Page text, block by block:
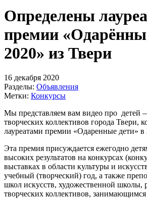
Определены
премии
2020» из Твери
16 декабря 2020
Разделы: Объявления
Метки: Конкурсы
Мы представляем вам видео про детей
творческих коллективов города Твери,
лауреатами премии «Одаренные дети» в
Эта премия присуждается ежегодно
высоких результатов на конкурсах
выставках в области культуры и
учебный (творческий) год, а также
школ искусств, художественной школы,
творческих коллективов,